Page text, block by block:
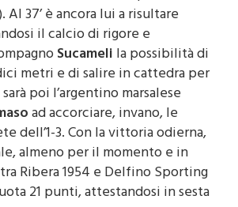
il calcio di rigore e
Sucamelila possibilità di
metri e di salire in cattedra per
poi l’argentino marsalese
ad accorciare, invano, le
dell’1-3. Con la vittoria odierna,
almeno per il momento e in
Ribera 1954 e Delfino Sporting
21 punti, attestandosi in sesta